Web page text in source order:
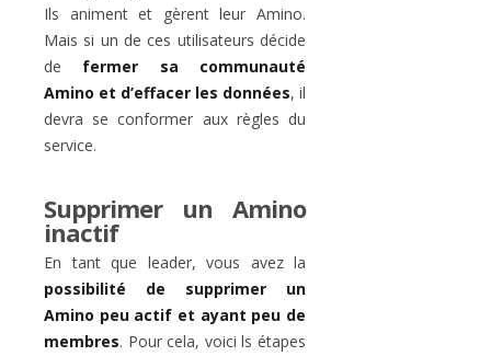
Ils animent et gèrent leur Amino.
Mais si un de ces utilisateurs décide
de fermer sa communauté
Amino et d’effacer les données, il
devra se conformer aux règles du
service.
Supprimer un Amino
inactif
En tant que leader, vous avez la
possibilité de supprimer un
Amino peu actif et ayant peu de
membres. Pour cela, voici ls étapes